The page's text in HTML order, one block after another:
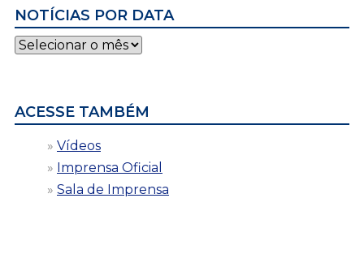
NOTÍCIAS POR DATA
Notícias
por
ACESSE TAMBÉM
Vídeos
Imprensa Oficial
Sala de Imprensa